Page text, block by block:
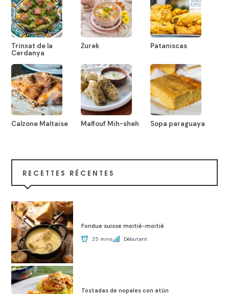
Trinxat de la
Cerdanya
Żurek Pataniscas
Calzone Maltaise Malfouf Mih-sheh Sopa paraguaya
RECETTES RÉCENTES
Fondue suisse moitié-moitié
25 mins Débutant
Tostadas de nopales con atún